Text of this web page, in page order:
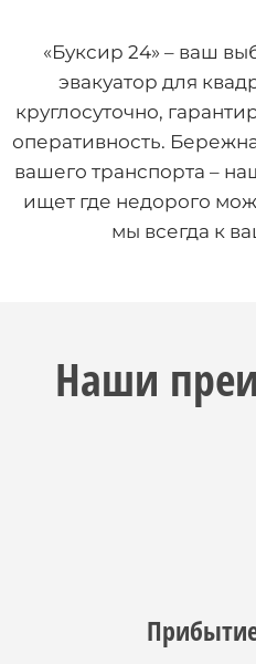
«Буксир 24» – ваш
эвакуатор для
круглосуточно,
оперативность.
вашего транспорта –
ищет где недорого
мы всегда к
Наши